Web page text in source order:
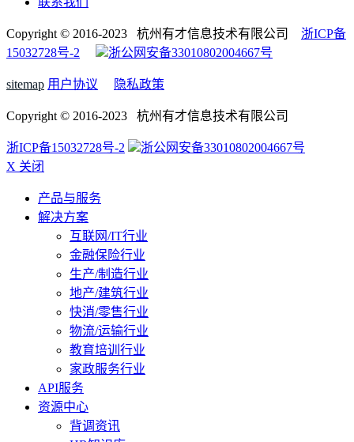
Copyright © 2016-2023 杭州有才信息技术有限公司 浙ICP备
15032728号-2
浙公网安备33010802004667号
sitemap 用户协议 隐私政策
Copyright © 2016-2023 杭州有才信息技术有限公司
浙ICP备15032728号-2
浙公网安备33010802004667号
X 关闭
产品与服务
解决方案
互联网/IT行业
金融保险行业
生产/制造行业
地产/建筑行业
快消/零售行业
物流/运输行业
教育培训行业
家政服务行业
API服务
资源中心
背调资讯